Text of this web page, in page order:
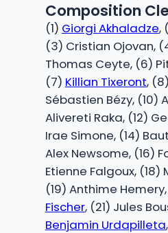
Composition
(1) Giorgi Akhaladze,
(3) Cristian Ojovan,
Thomas Ceyte, (6)
(7) Killian Tixeront,
Sébastien Bézy, (10)
Alivereti Raka, (12)
Irae Simone, (14)
Alex Newsome, (16)
Etienne Falgoux,
(19) Anthime
Fischer, (21) Jules
Benjamin Urdapilleta